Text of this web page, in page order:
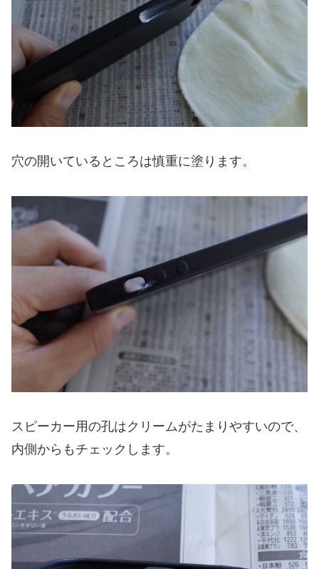
穴の開いているところは慎重に塗ります。
スピーカー用の孔はクリームがたまりやすいので、
内側からもチェックします。